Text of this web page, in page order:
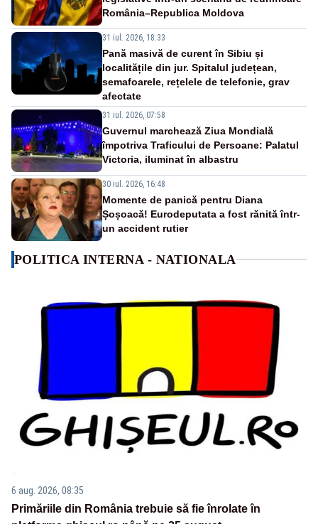
România–Republica Moldova
31 iul. 2026, 18:33
Pană masivă de curent în Sibiu și
localitățile din jur. Spitalul județean,
semafoarele, rețelele de telefonie, grav
afectate
31 iul. 2026, 07:58
Guvernul marchează Ziua Mondială
împotriva Traficului de Persoane: Palatul
Victoria, iluminat în albastru
30 iul. 2026, 16:48
Momente de panică pentru Diana
Șoșoacă! Eurodeputata a fost rănită într-
un accident rutier
POLITICA INTERNA - NATIONALA
6 aug. 2026, 08:35
Primăriile din România trebuie să fie înrolate în